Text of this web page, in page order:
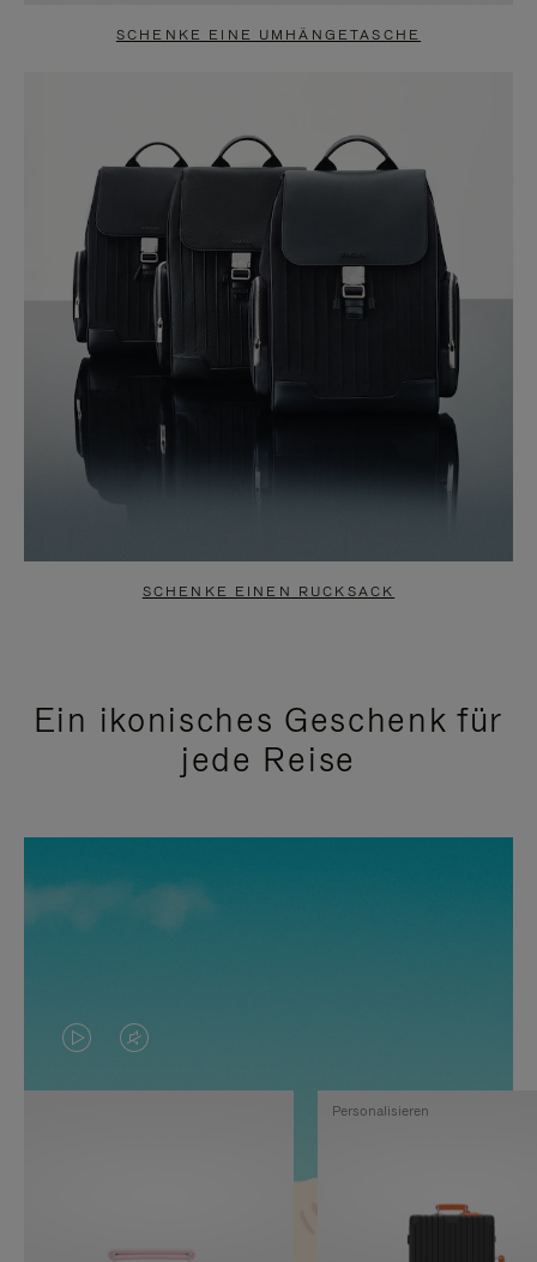
SCHENKE EINE UMHÄNGETASCHE
SCHENKE EINEN RUCKSACK
Ein ikonisches Geschenk für
jede Reise
DAS
VIDEO
VIDEO
IST
Personalisieren